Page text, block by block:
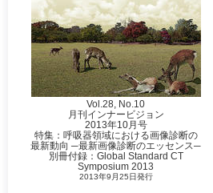
Vol.28, No.10
月刊インナービジョン
2013年10月号
特集：呼吸器領域における画像診断の
最新動向 ─最新画像診断のエッセンス─
別冊付録：Global Standard CT
Symposium 2013
2013年9月25日発行